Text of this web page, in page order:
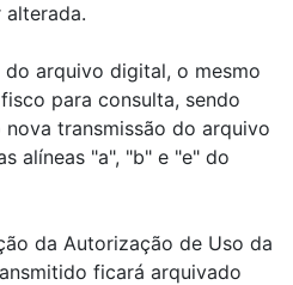
alterada.
arquivo digital, o mesmo
para consulta, sendo
transmissão do arquivo
alíneas "a", "b" e "e" do
da Autorização de Uso da
ficará arquivado